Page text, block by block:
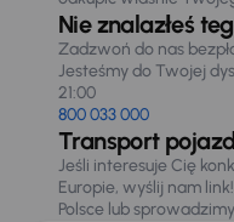
Nie znalazłeś
Zadzwoń do nas
Jesteśmy do Twojej
21:00
800 033 000
Transport
Jeśli interesuje Cię
Europie, wyślij nam
Polsce lub